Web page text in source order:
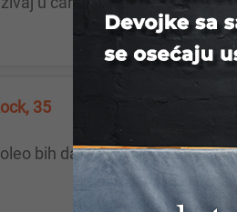
Rock, 35
Voleo bih da upoznam devojku